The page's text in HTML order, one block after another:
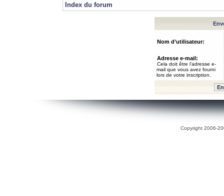
Index du forum
Nom d’utilisateur:
Adresse e-mail:
Cela doit être l’adresse e-
mail que vous avez fourni
lors de votre inscription.
Copyright 2006-